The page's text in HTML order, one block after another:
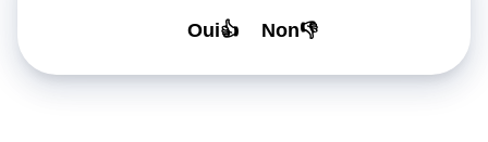
Oui👍 Non👎